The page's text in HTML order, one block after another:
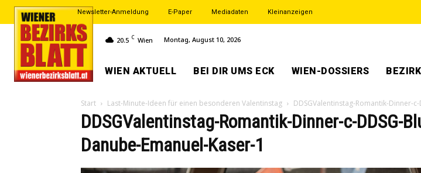
Newsletter-Anmeldung E-Paper Mediadaten Kleinanzeigen
20.5 C Wien Montag, August 10, 2026
WIEN AKTUELL BEI DIR UMS ECK WIEN-DOSSIERS
Start Last-Minute-Ideen für einen besonderen Valentinstag DDSGValentinstag-Romantik-Dinner-
DDSGValentinstag-Romantik-Dinner-c-DDSG-
Danube-Emanuel-Kaser-1